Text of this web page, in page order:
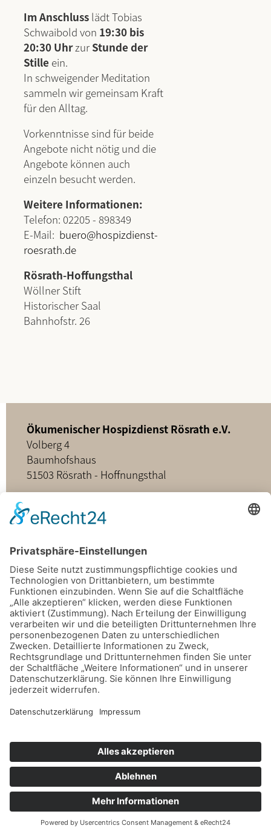
Im Anschluss lädt Tobias
Schwaibold von 19:30 bis
20:30 Uhrzur Stunde der
Stille ein.
In schweigender Meditation
sammeln wir gemeinsam Kraft
für den Alltag.
Vorkenntnisse sind für beide
Angebote nicht nötig und die
Angebote können auch
einzeln besucht werden.
Weitere Informationen:
Telefon: 02205 - 898349
E-Mail: buero@hospizdienst-
roesrath.de
Rösrath-Hoffungsthal
Wöllner Stift
Historischer Saal
Bahnhofstr. 26
Ökumenischer Hospizdienst Rösrath e.V.
Volberg 4
Baumhofshaus
51503 Rösrath - Hoffnungsthal
02205 - 898349
buero@hospizdienst-roesrath.de
Home
Datenschutz
Impressum
Mitmachen
Satzung
Mitglied werden
Facebook
Instagram